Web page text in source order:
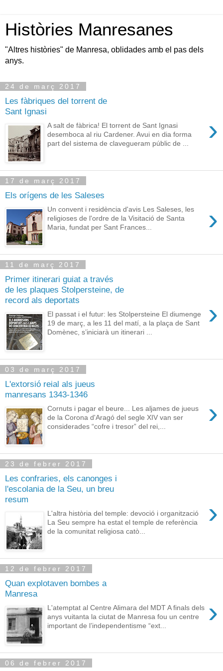
Històries Manresanes
"Altres històries" de Manresa, oblidades amb el pas dels
anys.
24 de març 2017
Les fàbriques del torrent de
Sant Ignasi
›
A salt de fàbrica! El torrent de Sant Ignasi
desemboca al riu Cardener. Avui en dia forma
part del sistema de clavegueram públic de ...
17 de març 2017
Els orígens de les Saleses
›
Un convent i residència d'avis Les Saleses, les
religioses de l'ordre de la Visitació de Santa
Maria, fundat per Sant Frances...
11 de març 2017
Primer itinerari guiat a través
de les plaques Stolpersteine, de
record als deportats
›
El passat i el futur: les Stolpersteine El diumenge
19 de març, a les 11 del matí, a la plaça de Sant
Domènec, s’iniciarà un itinerari ...
03 de març 2017
L'extorsió reial als jueus
manresans 1343-1346
›
Cornuts i pagar el beure... Les aljames de jueus
de la Corona d'Aragó del segle XIV van ser
considerades “cofre i tresor” del rei,...
23 de febrer 2017
Les confraries, els canonges i
l'escolania de la Seu, un breu
resum
›
L'altra història del temple: devoció i organització
La Seu sempre ha estat el temple de referència
de la comunitat religiosa catò...
12 de febrer 2017
Quan explotaven bombes a
Manresa
›
L'atemptat al Centre Alimara del MDT A finals dels
anys vuitanta la ciutat de Manresa fou un centre
important de l’independentisme “ext...
06 de febrer 2017